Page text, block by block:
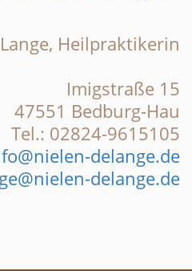
Heilpraktikerin
Imigstraße 15
47551 Bedburg-Hau
Tel.: 02824-9615105
delange.de
delange.de